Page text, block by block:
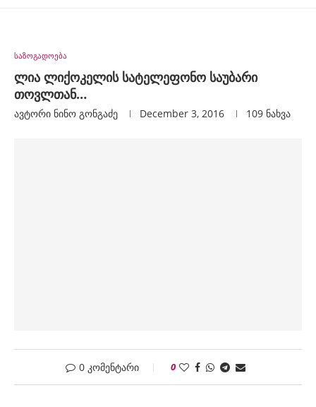
საზოგადოება
ლია ლიქოკელის სატელეფონო საუბარი
თოვლთან…
ავტორი Ნინო Გონგაძე December 3, 2016 109 ნახვა
0 კომენტარი 0